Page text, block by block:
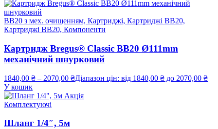
ВВ20 з мех. очищенням, Картриджі, Картриджі BB20,
Картриджі ВВ20, Компоненти
Картридж Bregus® Classic BB20 Ø111mm
механічний шнурковий
1840,00 ₴ – 2070,00 ₴Діапазон цін: від 1840,00 ₴ до 2070,00 ₴
У кошик
Акція
Комплектуючі
Шланг 1/4″, 5м